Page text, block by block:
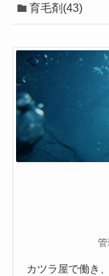
育毛剤(43)
カツラ屋で働き